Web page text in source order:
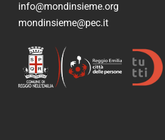
info@mondinsieme.org
mondinsieme@pec.it